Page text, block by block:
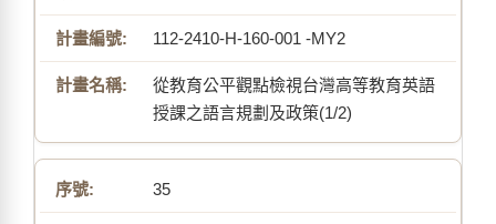
112-2410-H-160-001 -MY2
從教育公平觀點檢視台灣高等教育英語
授課之語言規劃及政策(1/2)
35